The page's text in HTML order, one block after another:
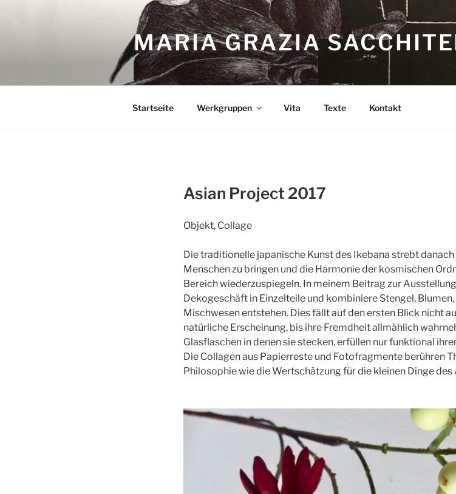
MARIA GRAZIA
Startseite Werkgruppen Vita Texte Kontakt
Asian Project 2017
Objekt, Collage
Die traditionelle japanische Kunst des Ikebana strebt
Menschen zu bringen und die Harmonie der kosmischen
Bereich wiederzuspiegeln. In meinem Beitrag zur
Dekogeschäft in Einzelteile und kombiniere Stengel,
Mischwesen entstehen. Dies fällt auf den ersten Blick nicht
natürliche Erscheinung, bis ihre Fremdheit allmählich
Glasflaschen in denen sie stecken, erfüllen nur funktional
Die Collagen aus Papierreste und Fotofragmente berühren
Philosophie wie die Wertschätzung für die kleinen Dinge